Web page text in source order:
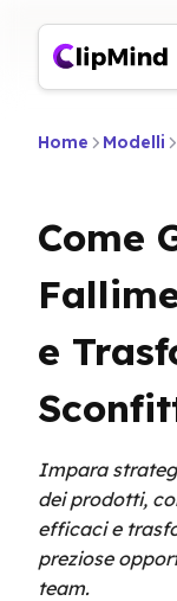
Home Modelli
Come
e
Impara
dei prodotti,
efficaci e
preziose
team.